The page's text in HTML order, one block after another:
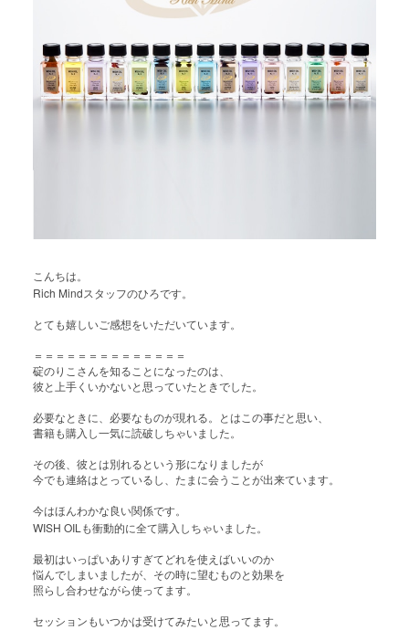
こんちは。
Rich Mindスタッフのひろです。
とても嬉しいご感想をいただいています。
＝＝＝＝＝＝＝＝＝＝＝＝＝＝
碇のりこさんを知ることになったのは、
彼と上手くいかないと思っていたときでした。
必要なときに、必要なものが現れる。とはこの事だと思い、
書籍も購入し一気に読破しちゃいました。
その後、彼とは別れるという形になりましたが
今でも連絡はとっているし、たまに会うことが出来ています。
今はほんわかな良い関係です。
WISH OIL も衝動的に全て購入しちゃいました。
最初はいっぱいありすぎてどれを使えばいいのか
悩んでしまいましたが、その時に望むものと効果を
照らし合わせながら使ってます。
セッションもいつかは受けてみたいと思ってます。